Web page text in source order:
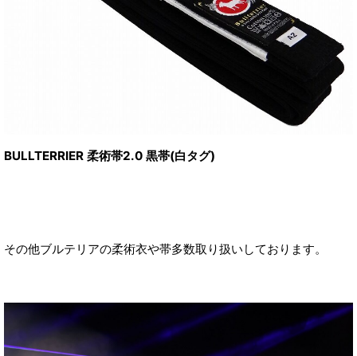
BULLTERRIER 柔術帯2.0 黒帯(白タグ)
その他ブルテリアの柔術衣や帯多数取り扱いしております。